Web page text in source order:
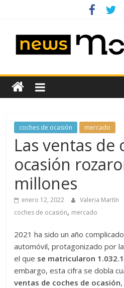
News
Motoreto
Noticias
coches
de
ocasión
coches de ocasión mercado
Las ventas de
ocasión
millones
enero 12, 2022 Valeria Martín
coches de ocasión, mercado
2021 ha sido un año
automóvil, protagonizado por
el que se matricularon
embargo, esta cifra se dobla
ventas de coches de ocasión